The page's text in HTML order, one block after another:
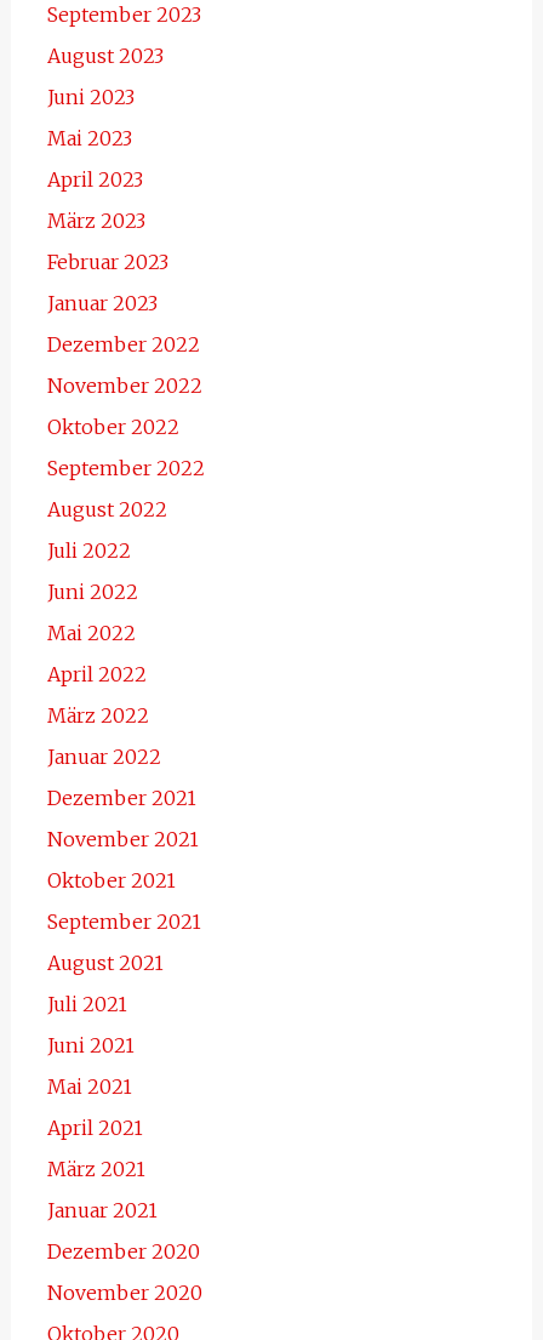
September 2023
August 2023
Juni 2023
Mai 2023
April 2023
März 2023
Februar 2023
Januar 2023
Dezember 2022
November 2022
Oktober 2022
September 2022
August 2022
Juli 2022
Juni 2022
Mai 2022
April 2022
März 2022
Januar 2022
Dezember 2021
November 2021
Oktober 2021
September 2021
August 2021
Juli 2021
Juni 2021
Mai 2021
April 2021
März 2021
Januar 2021
Dezember 2020
November 2020
Oktober 2020